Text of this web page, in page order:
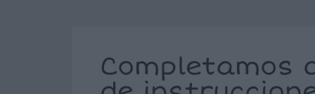
Completamos